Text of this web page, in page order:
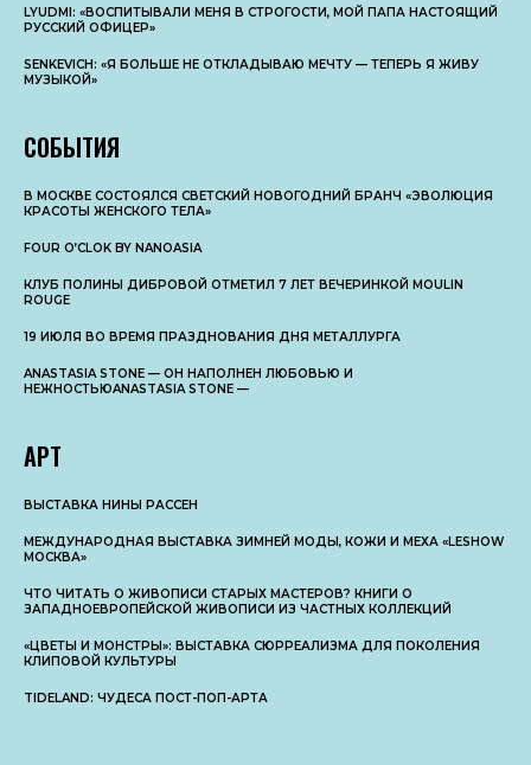
LYUDMI: «ВОСПИТЫВАЛИ МЕНЯ В СТРОГОСТИ, МОЙ ПАПА НАСТОЯЩИЙ
РУССКИЙ ОФИЦЕР»
SENKEVICH: «Я БОЛЬШЕ НЕ ОТКЛАДЫВАЮ МЕЧТУ — ТЕПЕРЬ Я ЖИВУ
МУЗЫКОЙ»
СОБЫТИЯ
В МОСКВЕ СОСТОЯЛСЯ СВЕТСКИЙ НОВОГОДНИЙ БРАНЧ «ЭВОЛЮЦИЯ
КРАСОТЫ ЖЕНСКОГО ТЕЛА»
FOUR O’CLOK BY NANOASIA
КЛУБ ПОЛИНЫ ДИБРОВОЙ ОТМЕТИЛ 7 ЛЕТ ВЕЧЕРИНКОЙ MOULIN
ROUGE
19 ИЮЛЯ ВО ВРЕМЯ ПРАЗДНОВАНИЯ ДНЯ МЕТАЛЛУРГА
ANASTASIA STONE — ОН НАПОЛНЕН ЛЮБОВЬЮ И
НЕЖНОСТЬЮANASTASIA STONE —
АРТ
ВЫСТАВКА НИНЫ РАССЕН
МЕЖДУНАРОДНАЯ ВЫСТАВКА ЗИМНЕЙ МОДЫ, КОЖИ И МЕХА «LESHOW
МОСКВА»
ЧТО ЧИТАТЬ О ЖИВОПИСИ СТАРЫХ МАСТЕРОВ? КНИГИ О
ЗАПАДНОЕВРОПЕЙСКОЙ ЖИВОПИСИ ИЗ ЧАСТНЫХ КОЛЛЕКЦИЙ
«ЦВЕТЫ И МОНСТРЫ»: ВЫСТАВКА СЮРРЕАЛИЗМА ДЛЯ ПОКОЛЕНИЯ
КЛИПОВОЙ КУЛЬТУРЫ
TIDELAND: ЧУДЕСА ПОСТ-ПОП-АРТА